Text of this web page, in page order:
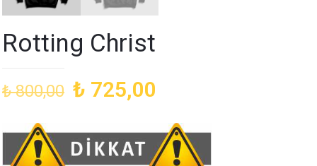
Rotting Christ
₺800,00 Orijinal
₺ 800,00.
₺ 725,00
fiyat:
₺ 725,00.